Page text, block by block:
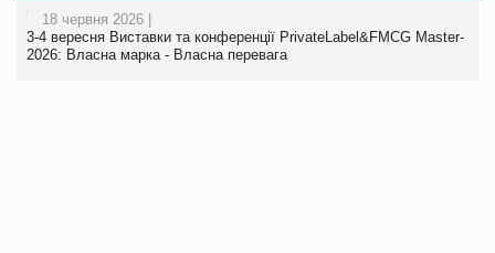
18 червня 2026 |
3-4 вересня Виставки та конференції PrivateLabel&FMCG Master-
2026: Власна марка - Власна перевага